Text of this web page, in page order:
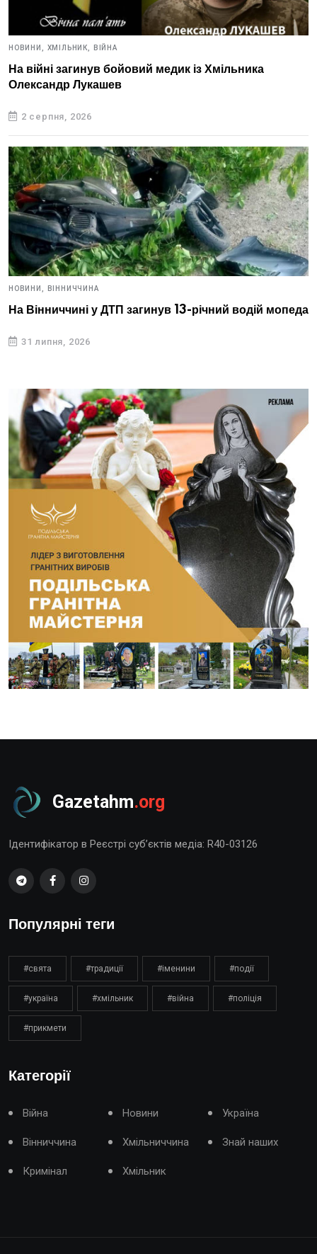
НОВИНИ, ХМІЛЬНИК, ВІЙНА
На війні загинув бойовий медик із Хмільника
Олександр Лукашев
2 серпня, 2026
НОВИНИ, ВІННИЧЧИНА
На Вінниччині у ДТП загинув 13-річний водій мопеда
31 липня, 2026
Gazetahm.org
Ідентифікатор в Реєстрі суб’єктів медіа: R40-03126
Популярні теги
#свята #традиції #іменини #події
#україна #хмільник #війна #поліція
#прикмети
Категорії
Війна Новини Україна
Вінниччина Хмільниччина Знай наших
Кримінал Хмільник